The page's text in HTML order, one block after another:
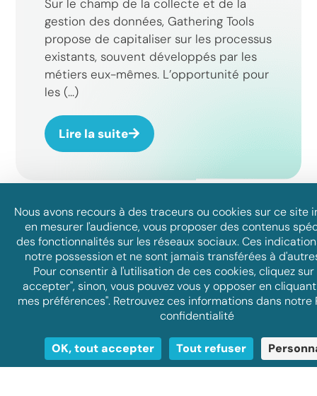
Sur le champ de la collecte et de la
gestion des données, Gathering Tools
propose de capitaliser sur les processus
existants, souvent développés par les
métiers eux-mêmes. L’opportunité pour
les (...)
Lire la suite
Gathering Tools
Réponse instantanée
Nous avons recours à des traceurs ou cookies sur ce site
en mesurer l'audience, vous proposer des contenus
des fonctionnalités sur les réseaux sociaux. Ces
notre possession et ne sont jamais transférées à
Pour consentir à l'utilisation de ces cookies, cliquez sur
accepter", sinon, vous pouvez vous y opposer en
mes préférences". Retrouvez ces informations dans notre
confidentialité
OK, tout accepter Tout refuser